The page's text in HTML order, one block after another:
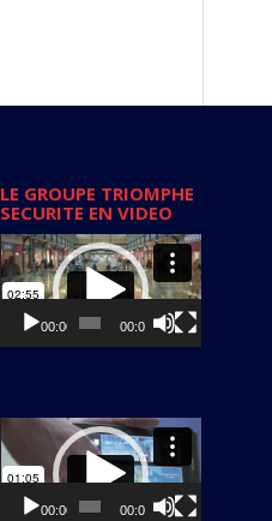
LE GROUPE TRIOMPHE
SECURITE EN VIDEO
Lecteur
vidéo
00:00 00:00
Lecteur
vidéo
00:00 00:00